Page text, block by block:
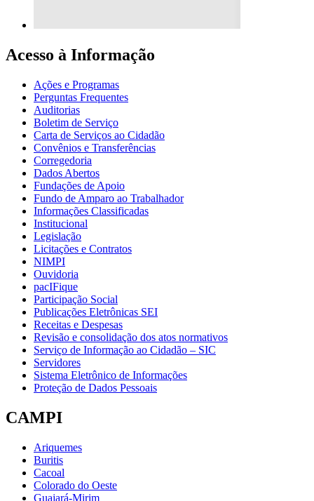
Acesso à Informação
Ações e Programas
Perguntas Frequentes
Auditorias
Boletim de Serviço
Carta de Serviços ao Cidadão
Convênios e Transferências
Corregedoria
Dados Abertos
Fundações de Apoio
Fundo de Amparo ao Trabalhador
Informações Classificadas
Institucional
Legislação
Licitações e Contratos
NIMPI
Ouvidoria
pacIFique
Participação Social
Publicações Eletrônicas SEI
Receitas e Despesas
Revisão e consolidação dos atos normativos
Serviço de Informação ao Cidadão – SIC
Servidores
Sistema Eletrônico de Informações
Proteção de Dados Pessoais
CAMPI
Ariquemes
Buritis
Cacoal
Colorado do Oeste
Guajará-Mirim